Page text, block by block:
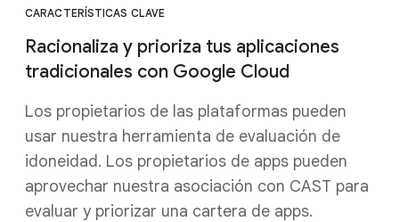
CARACTERÍSTICAS CLAVE
Racionaliza y prioriza tus aplicaciones
tradicionales con Google Cloud
Los propietarios de las plataformas pueden
usar nuestra herramienta de evaluación de
idoneidad. Los propietarios de apps pueden
aprovechar nuestra asociación con CAST para
evaluar y priorizar una cartera de apps.